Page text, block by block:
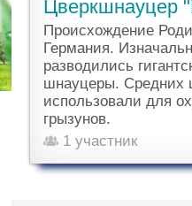
Цверкшнауцер
Происхождение
Германия.
разводились
шнауцеры. Средних
использовали для
грызунов.
1 участник